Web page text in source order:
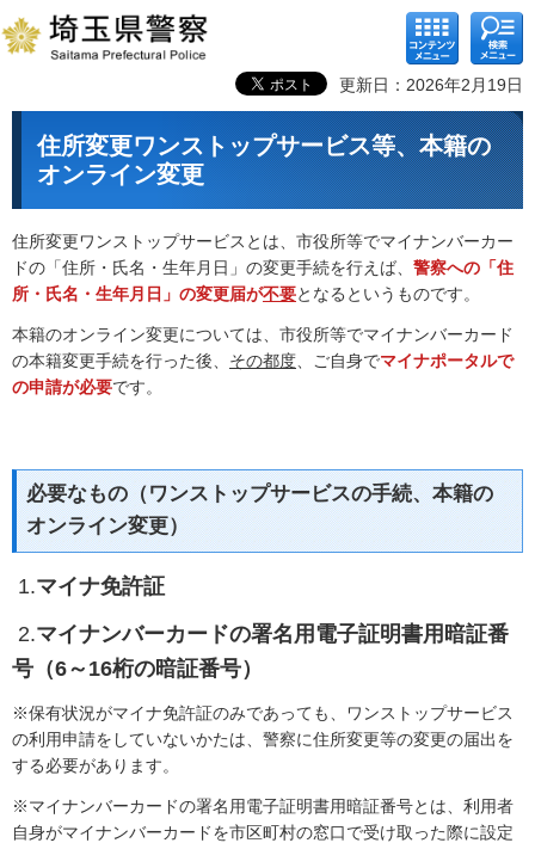
コンテ
ンツメ
ニュー
検索メ
ニュー
更新日：2026年2月19日
住所変更ワンストップサービス等、本籍の
オンライン変更
住所変更ワンストップサービスとは、市役所等でマイナンバーカー
ドの「住所・氏名・生年月日」の変更手続を行えば、 警察への「住
所・氏名・生年月日」の変更届が不要となるというものです。
本籍のオンライン変更については、市役所等でマイナンバーカード
の本籍変更手続を行った後、 その都度 、ご自身でマイナポータルで
の申請が必要です。
必要なもの（ワンストップサービスの手続、本籍の
オンライン変更）
1.マイナ免許証
2.マイナンバーカードの署名用電子証明書用暗証番
号（6～16桁の暗証番号）
※保有状況がマイナ免許証のみであっても、ワンストップサービス
の利用申請をしていないかたは、警察に住所変更等の変更の届出を
する必要があります。
※マイナンバーカードの署名用電子証明書用暗証番号とは、利用者
自身がマイナンバーカードを市区町村の窓口で受け取った際に設定